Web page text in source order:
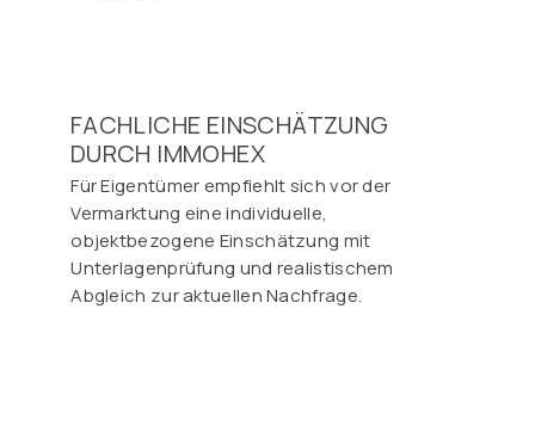
FACHLICHE EINSCHÄTZUNG
DURCH IMMOHEX
Für Eigentümer empfiehlt sich vor der
Vermarktung eine individuelle,
objektbezogene Einschätzung mit
Unterlagenprüfung und realistischem
Abgleich zur aktuellen Nachfrage.